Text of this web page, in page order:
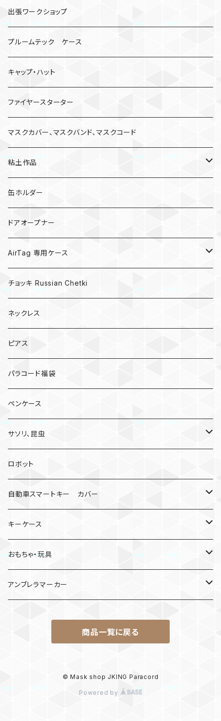
出張ワークショップ
プルームテック ケース
キャップ・ハット
ファイヤースターター
マスクカバー、マスクバンド、マスクコード
粘土作品
亀
キノコ
缶ホルダー
ドアオープナー
AirTag 専用ケース
AirTagキーリング
チョッキ Russian Chetki
ネックレス
ピアス
パラコード福袋
ペンケース
サソリ、昆虫
サソリ
クモ
ロボット
自動車スマートキー カバー
日産
キーケース
MDF材
おもちゃ・玩具
けん玉
アンブレラマーカー
商品一覧に戻る
© Mask shop JKING Paracord
Powered by